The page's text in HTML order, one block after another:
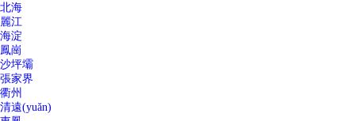
北海
麗江
海淀
鳳崗
沙坪壩
張家界
衢州
清遠(yuǎn)